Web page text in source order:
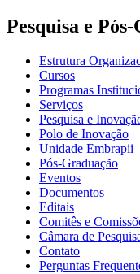
Pesquisa e
Estrutura
Cursos
Programas
Serviços
Pesquisa e
Polo de Inovação
Unidade Embrapii
Pós-Graduação
Eventos
Documentos
Editais
Comitês e
Câmara de
Contato
Perguntas